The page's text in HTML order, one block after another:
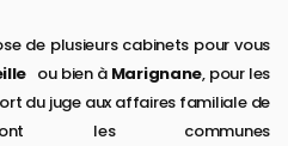
de plusieurs cabinets pour vous
ou bien à Marignane, pour les
du juge aux affaires familiale de
les communes